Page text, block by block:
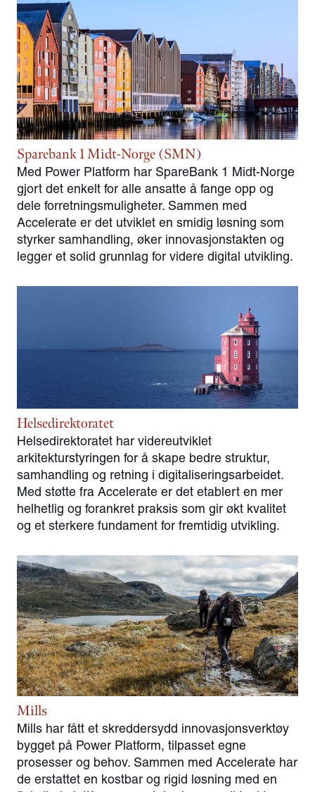
Sparebank 1 Midt-Norge (SMN)
Med Power Platform har SpareBank 1 Midt-Norge
gjort det enkelt for alle ansatte å fange opp og
dele forretningsmuligheter. Sammen med
Accelerate er det utviklet en smidig løsning som
styrker samhandling, øker innovasjonstakten og
legger et solid grunnlag for videre digital utvikling.
Helsedirektoratet
Helsedirektoratet har videreutviklet
arkitekturstyringen for å skape bedre struktur,
samhandling og retning i digitaliseringsarbeidet.
Med støtte fra Accelerate er det etablert en mer
helhetlig og forankret praksis som gir økt kvalitet
og et sterkere fundament for fremtidig utvikling.
Mills
Mills har fått et skreddersydd innovasjonsverktøy
bygget på Power Platform, tilpasset egne
prosesser og behov. Sammen med Accelerate har
de erstattet en kostbar og rigid løsning med en